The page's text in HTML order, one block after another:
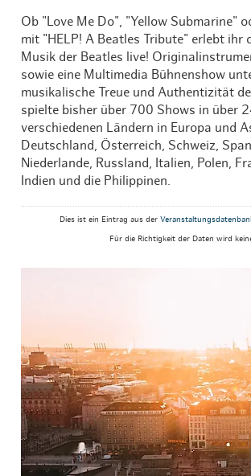
Ob "Love Me Do", "Yellow Submarine"
mit "HELP! A Beatles Tribute" erlebt ihr
Musik der Beatles live!
sowie eine Multimedia Bühnenshow
musikalische Treue und Authentizität
spielte bisher über 700 Shows in über
verschiedenen Ländern in Europa und
Deutschland, Österreich, Schweiz,
Niederlande, Russland, Italien, Polen,
Indien und die Philippinen.
Dies ist ein Eintrag aus der
Für die Richtigkeit der Daten wird